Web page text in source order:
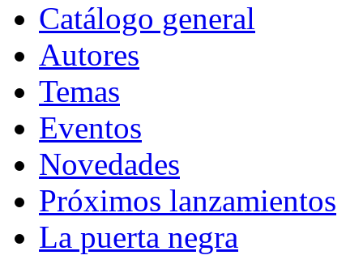
Catálogo general
Autores
Temas
Eventos
Novedades
Próximos lanzamientos
La puerta negra